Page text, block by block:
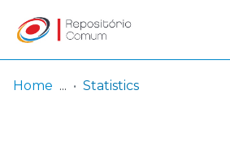
Log
In
(current)
Home Statistics